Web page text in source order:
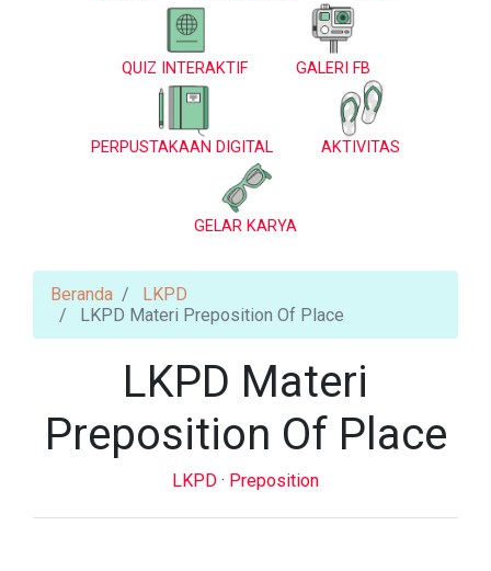
QUIZ INTERAKTIF GALERI FB
PERPUSTAKAAN DIGITAL AKTIVITAS
GELAR KARYA
Beranda
LKPD
LKPD Materi Preposition Of Place
LKPD Materi
Preposition Of Place
LKPD · Preposition